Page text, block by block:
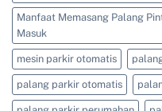
Manfaat Memasang Palang
Masuk
mesin parkir otomatis
palang parkir otomatis